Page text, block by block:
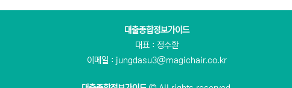
대출종합정보가이드
대표 : 정수환
이메일 : jungdasu3@magichair.co.kr